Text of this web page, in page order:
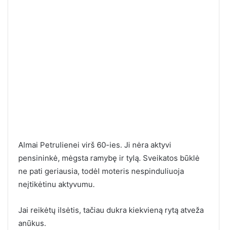
Almai Petrulienei virš 60-ies. Ji nėra aktyvi
pensininkė, mėgsta ramybę ir tylą. Sveikatos būklė
ne pati geriausia, todėl moteris nespinduliuoja
neįtikėtinu aktyvumu.
Jai reikėtų ilsėtis, tačiau dukra kiekvieną rytą atveža
anūkus.